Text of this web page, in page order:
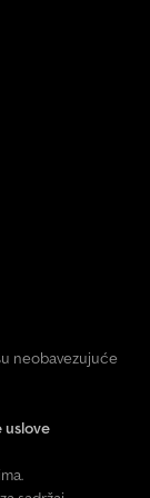
neobavezujuće
uslove